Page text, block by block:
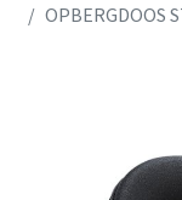
OPBERGDOOS